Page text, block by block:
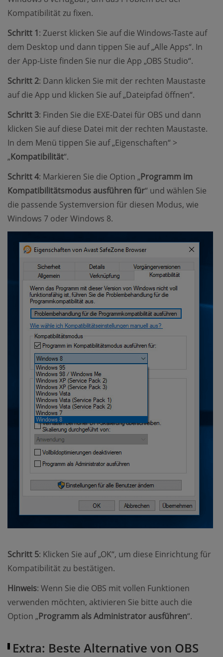
Kompatibilität zu fixen.
Schritt 1: Zuerst klicken Sie auf die Windows-Taste auf
dem Desktop und dann tippen Sie auf „Alle Apps“. In
der App-Liste finden Sie nur die App „OBS Studio“.
Schritt 2: Dann klicken Sie mit der rechten Maustaste
auf die App und klicken Sie auf „Dateipfad öffnen“.
Schritt 3: Finden Sie die EXE-Datei für OBS und dann
klicken Sie auf diese Datei mit der rechten Maustaste.
In dem Menü tippen Sie auf „Eigenschaften“ >
„Kompatibilität“.
Schritt 4: Markieren Sie die Option „Programm im
Kompatibilitätsmodus ausführen für“ und wählen Sie
die passende Systemversion für diesen Modus, wie
Windows 7 oder Windows 8.
Schritt 5: Klicken Sie auf „OK“, um diese Einrichtung für
Kompatibilität zu bestätigen.
Hinweis: Wenn Sie die OBS mit vollen Funktionen
verwenden möchten, aktivieren Sie bitte auch die
Option „Programm als Administrator ausführen“.
Extra: Beste Alternative von OBS